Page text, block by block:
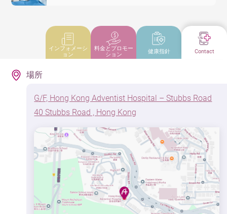
インフォメーシ
ョン
料金とプロモー
ション
健康指針 Contact
場所
G/F, Hong Kong Adventist Hospital – Stubbs Road
40 Stubbs Road , Hong Kong